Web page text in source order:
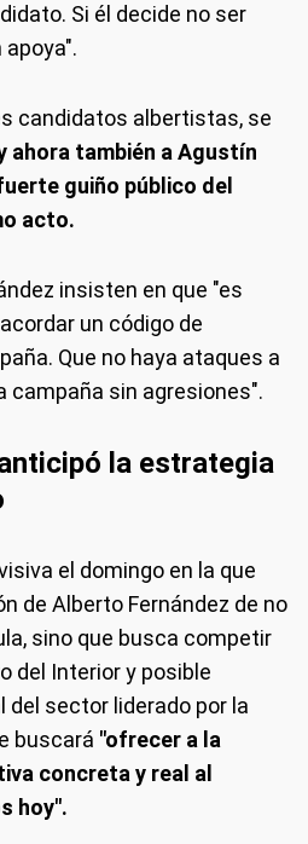
Si él decide no ser
candidatos albertistas, se
ahora también a Agustín
guiño público del
acto.
insisten en que "es
un código de
Que no haya ataques a
campaña sin agresiones".
la estrategia
el domingo en la que
de Alberto Fernández de no
sino que busca competir
del Interior y posible
sector liderado por la
buscará "ofrecer a la
concreta y real al
hoy".